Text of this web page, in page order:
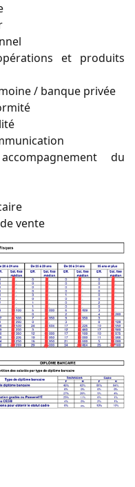
et produits
/ banque privée
du
vente